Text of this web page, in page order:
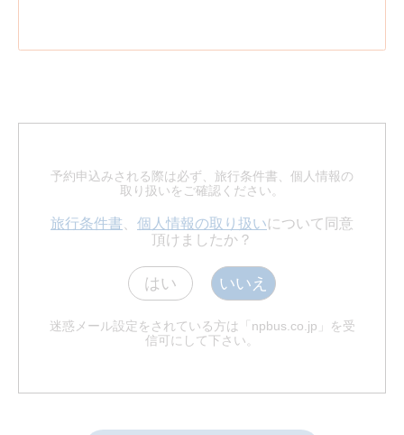
予約申込みされる際は必ず、旅行条件書、個人情報の
取り扱いをご確認ください。
旅行条件書 個人情報の取り扱いについて同意
頂けましたか？
はい いいえ
迷惑メール設定をされている方は「npbus.co.jp」を受
信可にして下さい。